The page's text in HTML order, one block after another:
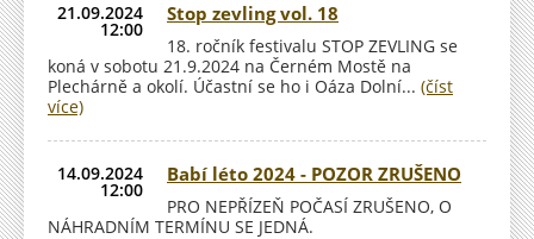
Sha Sha Sha Sen Prin
21.09.2024
12:00
Stop zevling vol. 18
18. ročník festivalu STOP ZEVLING se
koná v sobotu 21.9.2024 na Černém Mostě na
Plechárně a okolí. Účastní se ho i Oáza Dolní... (číst
více)
14.09.2024
12:00
Babí léto 2024 - POZOR ZRUŠENO
PRO NEPŘÍZEŇ POČASÍ ZRUŠENO, O
NÁHRADNÍM TERMÍNU SE JEDNÁ.